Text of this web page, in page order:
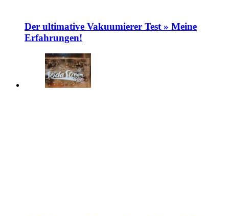
Der ultimative Vakuumierer Test » Meine
Erfahrungen!